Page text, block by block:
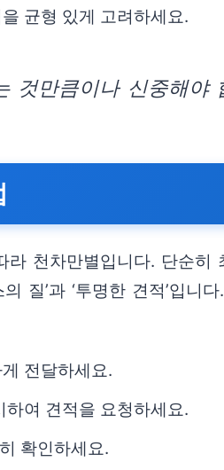
균형 있게 고려하세요.
것만큼이나 신중해야
천차만별입니다. 단순
질’과 ‘투명한 견적’입
전달하세요.
여 견적을 요청하세요.
확인하세요.